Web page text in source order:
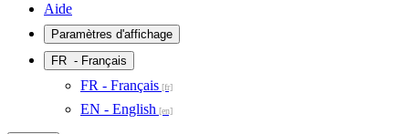
Aide
Paramètres d'affichage
FR - Français
FR - Français
EN - English